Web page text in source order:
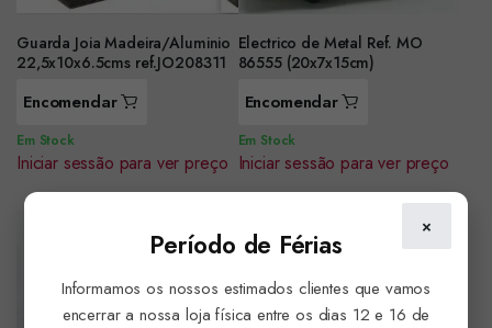
Guarda Joia Madeira/Aluminio
22,5x10x6.5cms ref.JO208311
Encomendar
Em Stock
Iniciar sessão para ver preço
Electrico de Metal Ref. MO
86555 (20x7x15cm)
Encomendar
Em Stock
Iniciar sessão para ver preço
×
Período de Férias
Informamos os nossos estimados clientes que vamos
encerrar a nossa loja física entre os dias 12 e 16 de